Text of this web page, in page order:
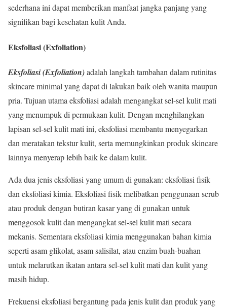
sederhana ini dapat memberikan manfaat jangka panjang yang
signifikan bagi kesehatan kulit Anda.
Eksfoliasi (Exfoliation)
Eksfoliasi (Exfoliation)adalah langkah tambahan dalam rutinitas
skincare minimal yang dapat di lakukan baik oleh wanita maupun
pria. Tujuan utama eksfoliasi adalah mengangkat sel-sel kulit mati
yang menumpuk di permukaan kulit. Dengan menghilangkan
lapisan sel-sel kulit mati ini, eksfoliasi membantu menyegarkan
dan meratakan tekstur kulit, serta memungkinkan produk skincare
lainnya menyerap lebih baik ke dalam kulit.
Ada dua jenis eksfoliasi yang umum di gunakan: eksfoliasi fisik
dan eksfoliasi kimia. Eksfoliasi fisik melibatkan penggunaan scrub
atau produk dengan butiran kasar yang di gunakan untuk
menggosok kulit dan mengangkat sel-sel kulit mati secara
mekanis. Sementara eksfoliasi kimia menggunakan bahan kimia
seperti asam glikolat, asam salisilat, atau enzim buah-buahan
untuk melarutkan ikatan antara sel-sel kulit mati dan kulit yang
masih hidup.
Frekuensi eksfoliasi bergantung pada jenis kulit dan produk yang